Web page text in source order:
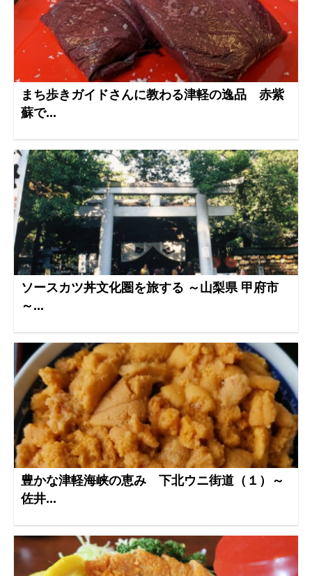
まち歩きガイドさんに教わる津軽の逸品 赤紫
蘇で...
ソースカツ丼文化圏を旅する ～山梨県 甲府市
～...
豊かな津軽海峡の恵み 下北ウニ街道（１）～
佐井...